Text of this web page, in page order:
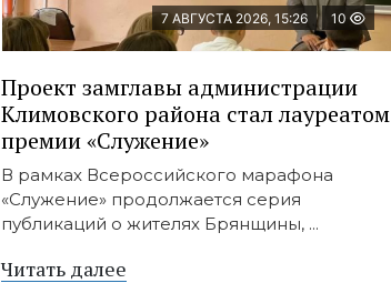
7 АВГУСТА 2026, 15:26 10
Проект замглавы администрации
Климовского района стал лауреатом
премии «Служение»
В рамках Всероссийского марафона
«Служение» продолжается серия
публикаций о жителях Брянщины, ...
Читать далее